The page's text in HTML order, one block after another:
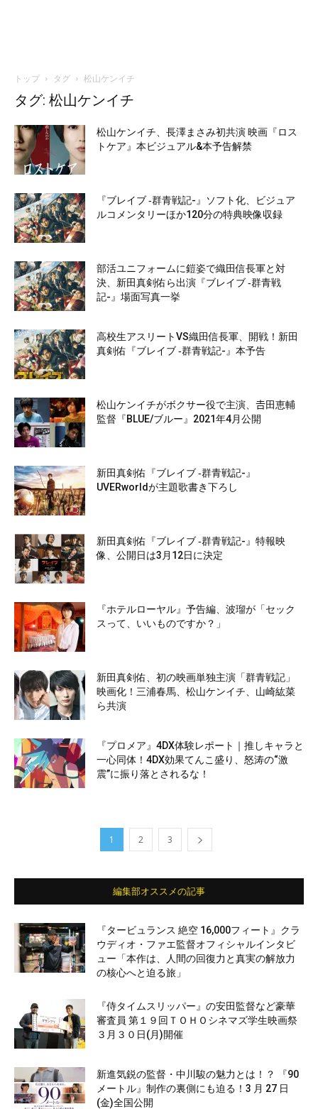
トップ タグ 松山ケンイチ
タグ: 松山ケンイチ
松山ケンイチ、長澤まさみ初共演 映画『ロス
トケア』本ビジュアル&本予告解禁
『ブレイブ ‐群青戦記-』ソフト化、ビジュア
ルコメンタリーほか120分の特典映像収録
部活ユニフォームに鎧姿で織田信長軍と対
決、新田真剣佑ら出演『ブレイブ ‐群青戦
記-』場面写真一挙
高校生アスリートVS織田信長軍、開戦！新田
真剣佑『ブレイブ ‐群青戦記-』本予告
松山ケンイチがボクサー役で主演、𠮷田恵輔
監督『BLUE/ブルー』2021年4月公開
新田真剣佑『ブレイブ ‐群青戦記-』
UVERworldが主題歌書き下ろし
新田真剣佑『ブレイブ ‐群青戦記-』特報映
像、公開日は3月12日に決定
『ホテルローヤル』予告編、波瑠が「セック
スって、いいものですか？」
新田真剣佑、初の映画単独主演「群青戦記」
映画化！三浦春馬、松山ケンイチ、山崎紘菜
ら共演
『プロメア』4DX体験レポート｜推しキャラと
一心同体！4DX効果てんこ盛り、怒涛の“激
震”に振り落とされるな！
1 2 3
編集部オススメの記事
『タービュランス 絶空 16,000フィート』クラ
ウディオ・ファエ監督オフィシャルインタビ
ュー「本作は、人間の回復力と真実の解放力
の核心へと迫る旅」
『侍タイムスリッパー』の安田監督など豪華
審査員 第１９回ＴＯＨＯシネマズ学生映画祭
３月３０日(月)開催
新進気鋭の監督・中川駿の魅力とは！？ 『90
メートル』制作の裏側にも迫る！3 月 27 日
(金)全国公開